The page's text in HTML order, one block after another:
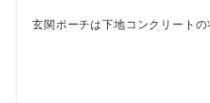
玄関ポーチは下地コンクリートの